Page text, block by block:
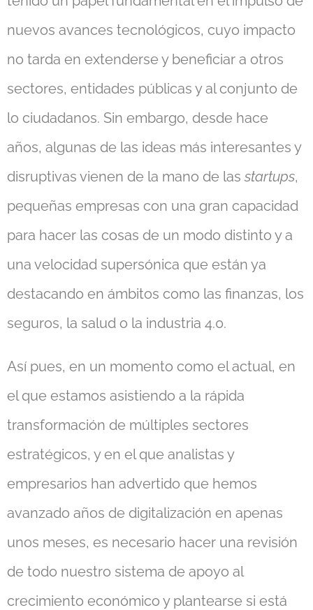
nuevos avances tecnológicos, cuyo impacto
no tarda en extenderse y beneficiar a otros
sectores, entidades públicas y al conjunto de
lo ciudadanos. Sin embargo, desde hace
años, algunas de las ideas más interesantes y
disruptivas vienen de la mano de las startups,
pequeñas empresas con una gran capacidad
para hacer las cosas de un modo distinto y a
una velocidad supersónica que están ya
destacando en ámbitos como las finanzas, los
seguros, la salud o la industria 4.0.
Así pues, en un momento como el actual, en
el que estamos asistiendo a la rápida
transformación de múltiples sectores
estratégicos, y en el que analistas y
empresarios han advertido que hemos
avanzado años de digitalización en apenas
unos meses, es necesario hacer una revisión
de todo nuestro sistema de apoyo al
crecimiento económico y plantearse si está